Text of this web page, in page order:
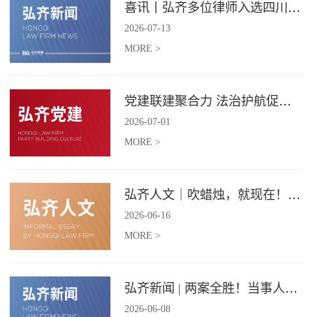
喜讯丨弘齐多位律师入选四川省破产管理人协会工作委员会委员
2026-07-13
MORE >
党建联建聚合力 法治护航促振兴 | 弘齐律所党支部与龙星村党委联合开展庆 “七一” 主题党日活动
2026-07-01
MORE >
弘齐人文｜吹蜡烛，就现在！弘齐第二季度生日会如约而至
2026-06-16
MORE >
弘齐新闻 | 两案全胜！当事人赠 “律法精湛 不负重托” 锦旗致谢
2026-06-08